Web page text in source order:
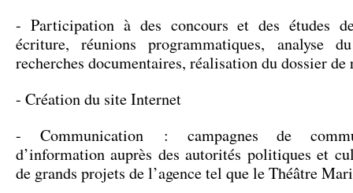
- Participation à des concours et des études
écriture, réunions programmatiques, analyse
recherches documentaires, réalisation du dossier de
- Création du site Internet
- Communication : campagnes de
d’information auprès des autorités politiques et
de grands projets de l’agence tel que le Théâtre